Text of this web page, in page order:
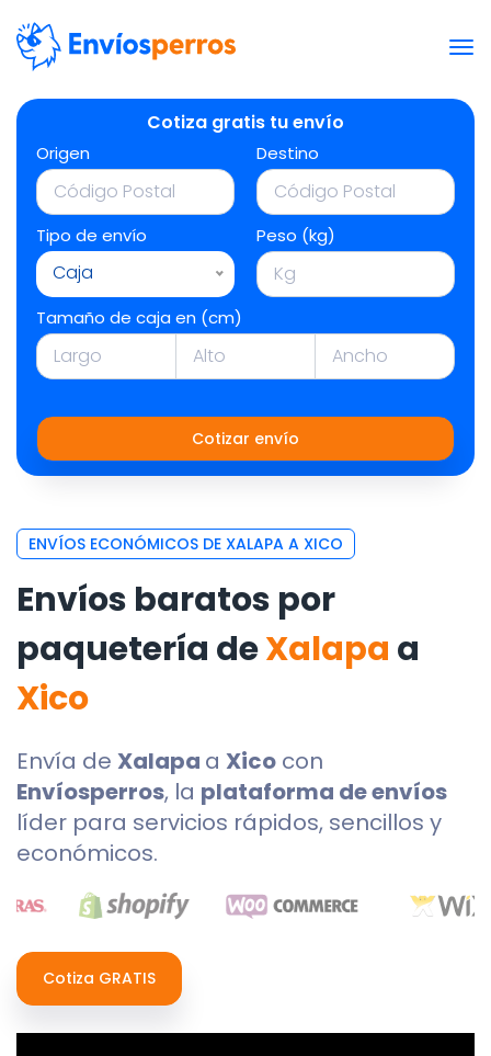
Cotiza gratis tu envío
Origen Destino
Tipo de envío
Caja
Peso (kg)
Tamaño de caja en (cm)
Cotizar envío
ENVÍOS ECONÓMICOS DE XALAPA A XICO
Envíos baratos por
paquetería deXalapa a
Xico
Envía de Xalapa a Xico con
Envíosperros, la plataforma de envíos
líder para servicios rápidos, sencillos y
económicos.
Cotiza GRATIS